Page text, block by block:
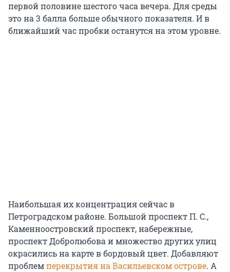
первой половине шестого часа вечера. Для среды
это на 3 балла больше обычного показателя. И в
ближайший час пробки останутся на этом уровне.
Наибольшая их концентрация сейчас в
Петроградском районе. Большой проспект П. С.,
Каменноостровский проспект, набережные,
проспект Добролюбова и множество других улиц
окрасились на карте в бордовый цвет. Добавляют
проблемперекрытия на Васильевском острове. А